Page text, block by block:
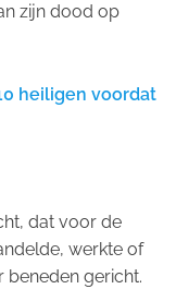
zijn dood op
heiligen voordat
dat voor de
werkte of
beneden gericht.